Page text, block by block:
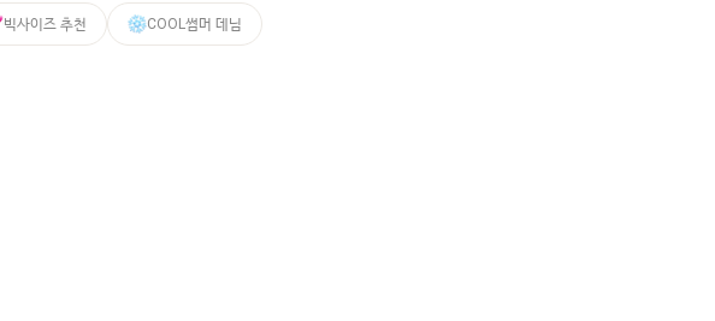
빅사이즈 추천 COOL썸머 데님